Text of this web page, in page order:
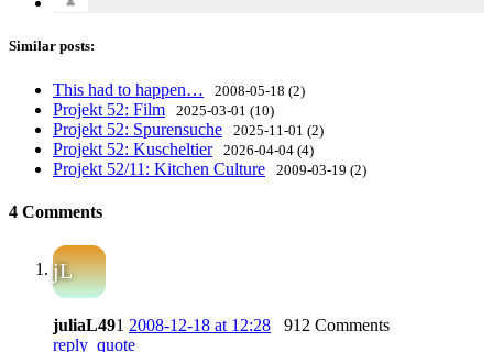
Similar posts:
This had to happen… 2008-05-18 (2)
Projekt 52: Film 2025-03-01 (10)
Projekt 52: Spurensuche 2025-11-01 (2)
Projekt 52: Kuscheltier 2026-04-04 (4)
Projekt 52/11: Kitchen Culture 2009-03-19 (2)
4 Comments
jL
juliaL491 2008-12-18 at 12:28
912 Comments
reply quote